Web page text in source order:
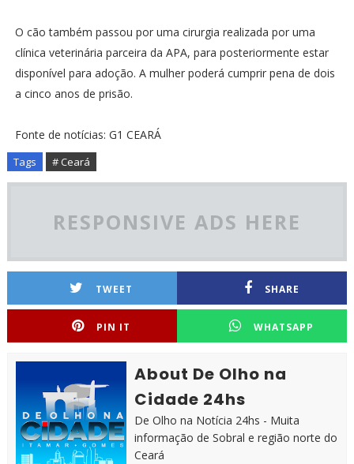
O cão também passou por uma cirurgia realizada por uma
clínica veterinária parceira da APA, para posteriormente estar
disponível para adoção. A mulher poderá cumprir pena de dois
a cinco anos de prisão.
Fonte de notícias: G1 CEARÁ
Tags # Ceará
RESPONSIVE ADS HERE
TWEET SHARE
PIN IT WHATSAPP
About De Olho na
Cidade 24hs
De Olho na Notícia 24hs - Muita
informação de Sobral e região norte do
Ceará